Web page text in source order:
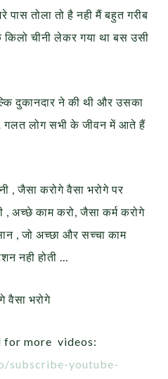
पास तोला तो है नही मैं बहुत गरीब
चीनी लेकर गया था बस उसी
दुकानदार ने की थी और उसका
गलत लोग सभी के जीवन में आते हैं
, जैसा करोगे वैसा भरोगे पर
, अच्छे काम करो, जैसा कर्म करोगे
, जो अच्छा और सच्चा काम
नही होती …
वैसा भरोगे
for more videos:
subscribe-youtube-